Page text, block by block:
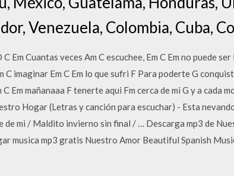
Venezuela, Colombia, Cuba,
Em Cuantas veces Am C escuchee, Em C Em no puede
C imaginar Em C Em lo que sufri F Para poderte G
Em mañanaaa F tenerte aqui Fm cerca de mi G y a cada
Hogar (Letras y canción para escuchar) - Esta
de mi / Maldito invierno sin final / … Descarga mp3 de
musica mp3 gratis Nuestro Amor Beautiful Spanish